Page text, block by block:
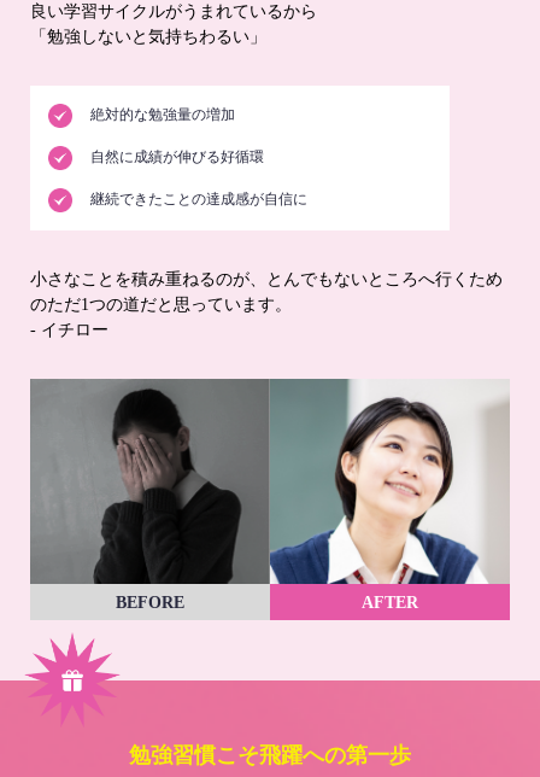
良い学習サイクルがうまれているから
「勉強しないと気持ちわるい」
絶対的な勉強量の増加
自然に成績が伸びる好循環
継続できたことの達成感が自信に
小さなことを積み重ねるのが、とんでもないところへ行くため
のただ1つの道だと思っています。
- イチロー
BEFORE AFTER
勉強習慣こそ飛躍への第一歩